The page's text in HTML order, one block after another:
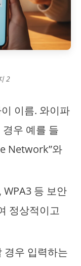
2
이름. 와이파
우 예를 들
Network”와
WPA3 등 보안
정상적이고
경우 입력하는